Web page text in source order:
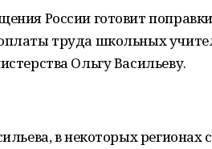
России готовит
труда школьных
Ольгу Васильеву.
в некоторых регионах